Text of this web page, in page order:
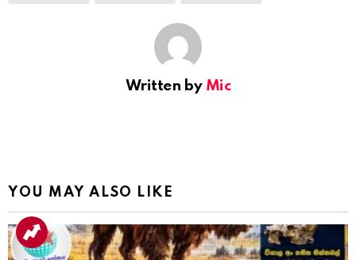
Written by Mic
YOU MAY ALSO LIKE